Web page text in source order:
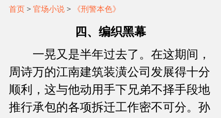
首页 > 官场小说 > 《刑警本色》
四、编织黑幕
一晃又是半年过去了。在这期间，
周诗万的江南建筑装潢公司发展得十分
顺利，这与他动用手下兄弟不择手段地
推行承包的各项拆迁工作密不可分。孙